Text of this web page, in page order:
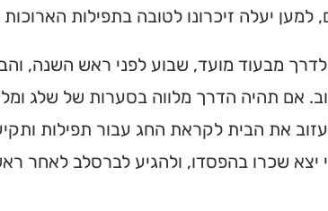
למען יעלה זיכרונו לטובה בתפילות
מבעוד מועד, שבוע לפני ראש השנה,
אם תהיה הדרך מלווה בסערות של שלג
את הבית לקראת החג עבור תפילות
יצא שכרו בהפסדו, ולהגיע לברסלב לאחר